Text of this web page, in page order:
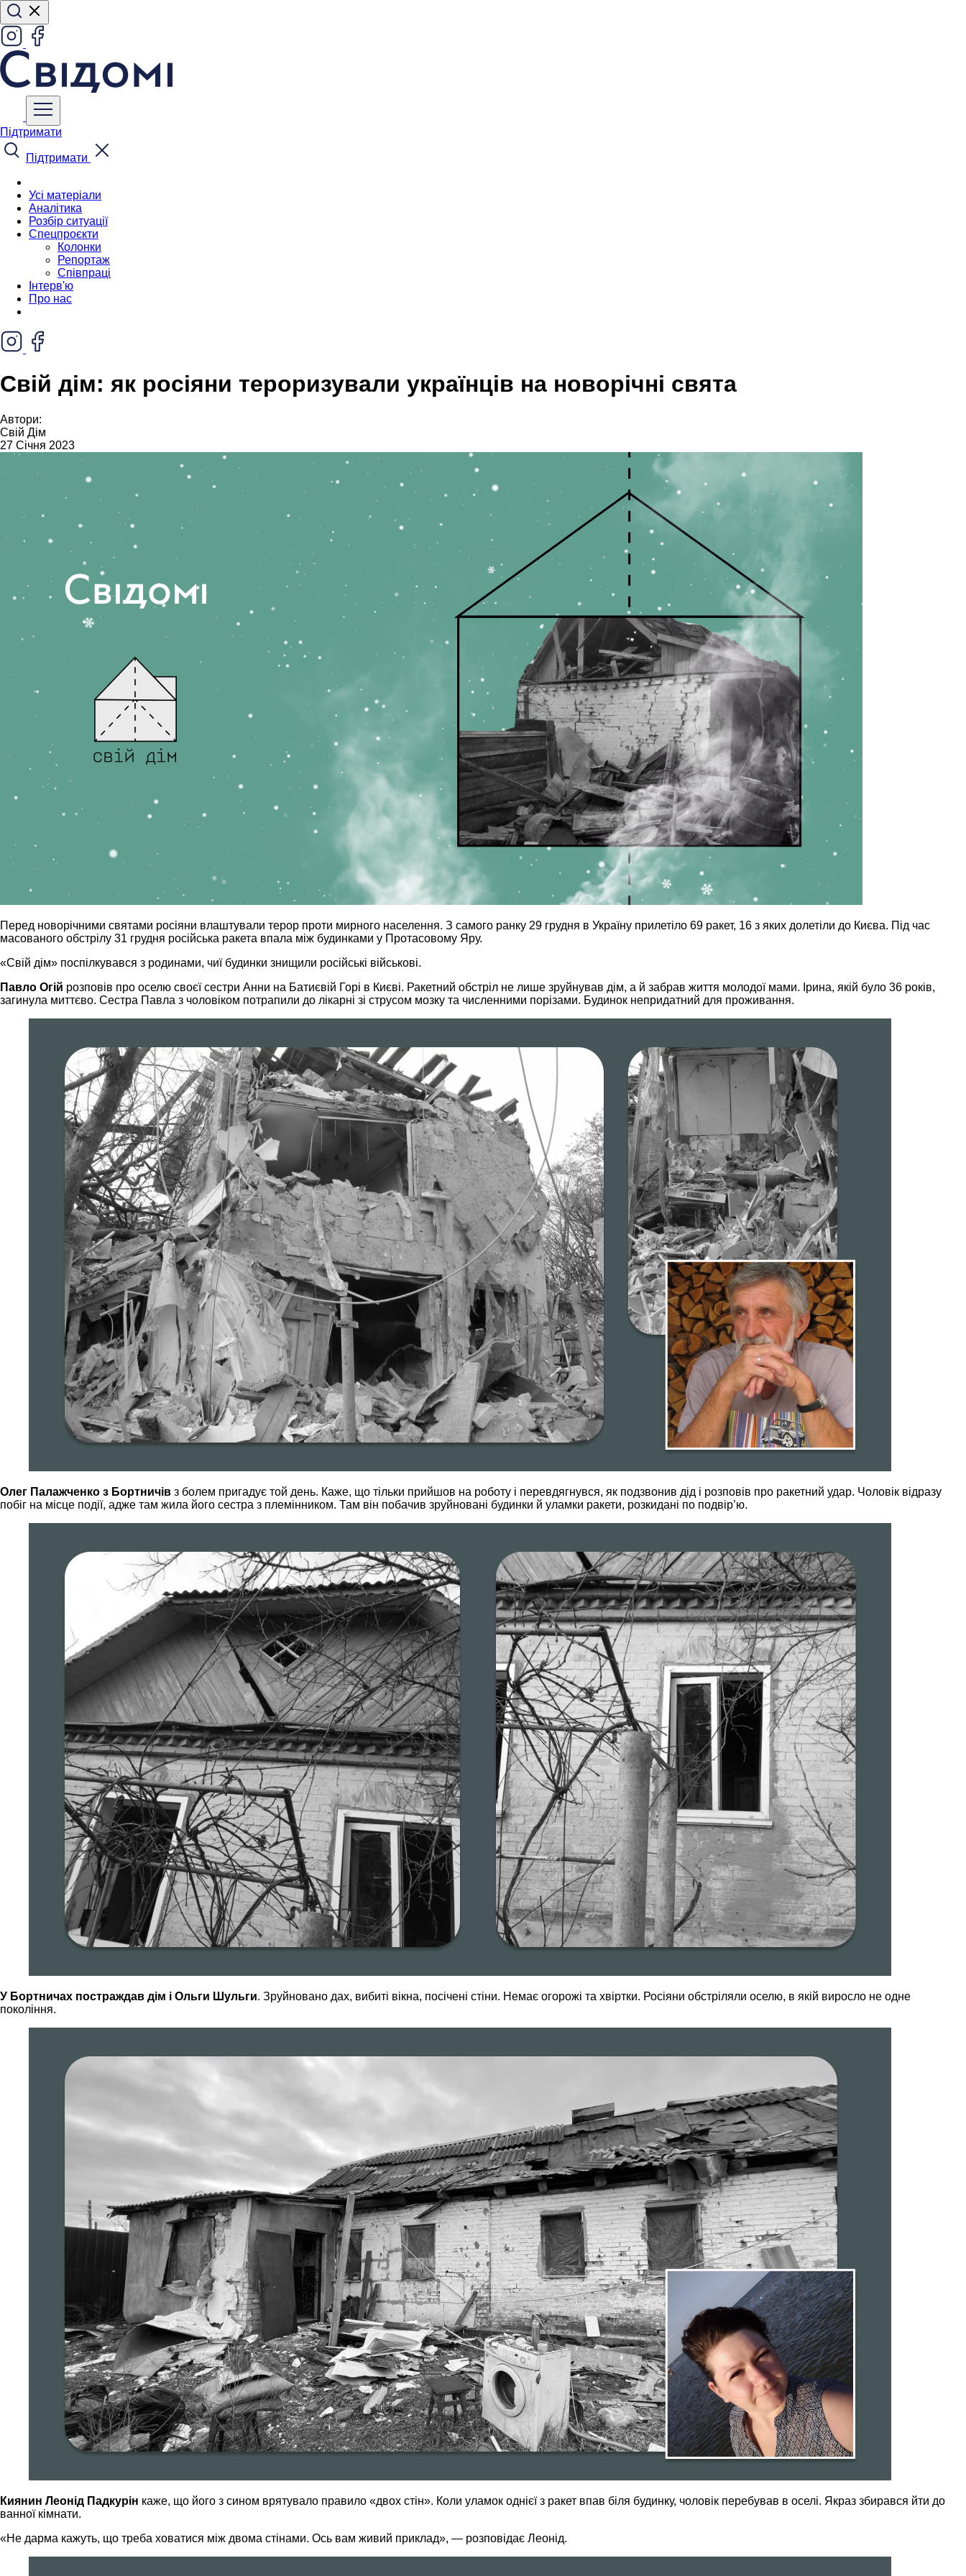
Підтримати
Підтримати
Усі матеріали
Аналітика
Розбір ситуації
Спецпроєкти
Колонки
Репортаж
Співпраці
Інтерв'ю
Про нас
Свій дім: як росіяни тероризували українців на новорічні свята
Автори:
Свій Дім
27 Січня 2023
Перед новорічними святами росіяни влаштували терор проти мирного населення. З самого ранку 29 грудня в Україну прилетіло 69 ракет, 16 з яких долетіли до Києва. Під час
масованого обстрілу 31 грудня російська ракета впала між будинками у Протасовому Яру.
«Свій дім» поспілкувався з родинами, чиї будинки знищили російські військові.
Павло Огій розповів про оселю своєї сестри Анни на Батиєвій Горі в Києві. Ракетний обстріл не лише зруйнував дім, а й забрав життя молодої мами. Ірина, якій було 36 років,
загинула миттєво. Сестра Павла з чоловіком потрапили до лікарні зі струсом мозку та численними порізами. Будинок непридатний для проживання.
Олег Палажченко з Бортничів з болем пригадує той день. Каже, що тільки прийшов на роботу і перевдягнувся, як подзвонив дід і розповів про ракетний удар. Чоловік відразу
побіг на місце події, адже там жила його сестра з племінником. Там він побачив зруйновані будинки й уламки ракети, розкидані по подвір’ю.
У Бортничах постраждав дім і Ольги Шульги. Зруйновано дах, вибиті вікна, посічені стіни. Немає огорожі та хвіртки. Росіяни обстріляли оселю, в якій виросло не одне
покоління.
Киянин Леонід Падкурін каже, що його з сином врятувало правило «двох стін». Коли уламок однієї з ракет впав біля будинку, чоловік перебував в оселі. Якраз збирався йти до
ванної кімнати.
«Не дарма кажуть, що треба ховатися між двома стінами. Ось вам живий приклад», — розповідає Леонід.